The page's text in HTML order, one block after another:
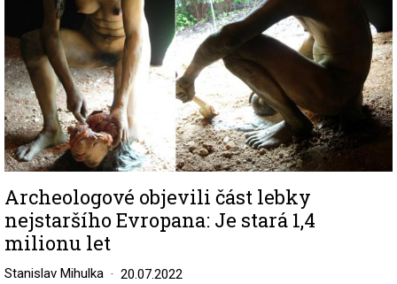
Archeologové objevili část lebky
nejstaršího Evropana: Je stará 1,4
milionu let
Stanislav Mihulka 20.07.2022